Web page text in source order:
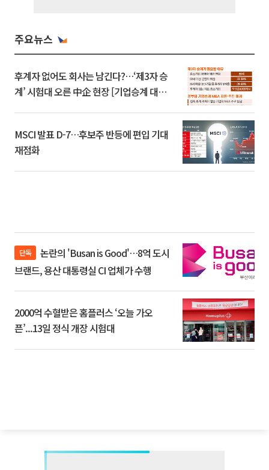
주요뉴스
후계자 없어도 회사는 남긴다?…‘제3자 승
계’ 시험대 오른 中企 현장 [기업승계 대전
MSCI 발표 D-7…후보주 반등에 편입 기대
재점화
단독
브랜드, 용산 대통령실 CI 업체가 수행
2000억 수혈받은 홈플러스 ‘오늘 가오
픈’...13일 정식 개장 시험대